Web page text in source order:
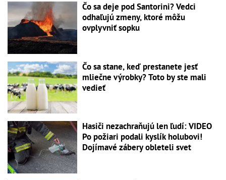
Čo sa deje pod Santorini? Vedci
odhaľujú zmeny, ktoré môžu
ovplyvniť sopku
Čo sa stane, keď prestanete jesť
mliečne výrobky? Toto by ste mali
vedieť
Hasiči nezachraňujú len ľudí: VIDEO
Po požiari podali kyslík holubovi!
Dojímavé zábery obleteli svet